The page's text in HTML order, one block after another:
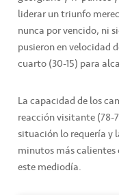
liderar un triunfo
nunca por vencido, ni
pusieron en velocidad
cuarto (30-15) para
La capacidad de los
reacción visitante (78-
situación lo requería y
minutos más
este mediodía.